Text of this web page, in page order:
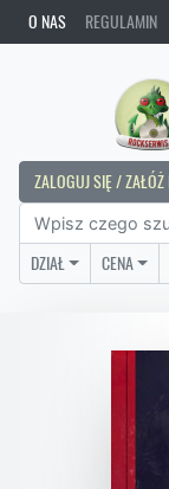
O NAS REGULAMIN
ZALOGUJ SIĘ / ZAŁÓŻ
DZIAŁ CENA